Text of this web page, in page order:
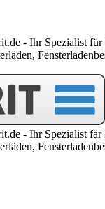
- Ihr Spezialist
- Ihr Spezialist